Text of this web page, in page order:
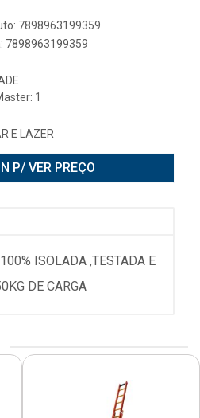
7898963199359
7898963199359
1
E LAZER
P/ VER PREÇO
ISOLADA ,TESTADA E
DE CARGA